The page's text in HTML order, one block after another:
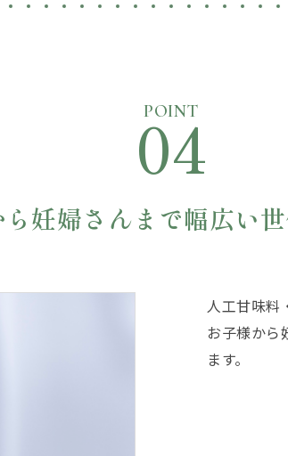
POINT
04
妊婦さんまで幅広い
人工甘味料
お子様から
ます。